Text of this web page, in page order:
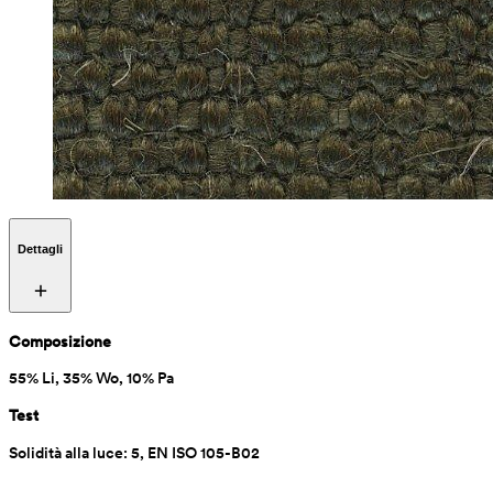
Dettagli
Composizione
55% Li, 35% Wo, 10% Pa
Test
Solidità alla luce: 5, EN ISO 105-B02